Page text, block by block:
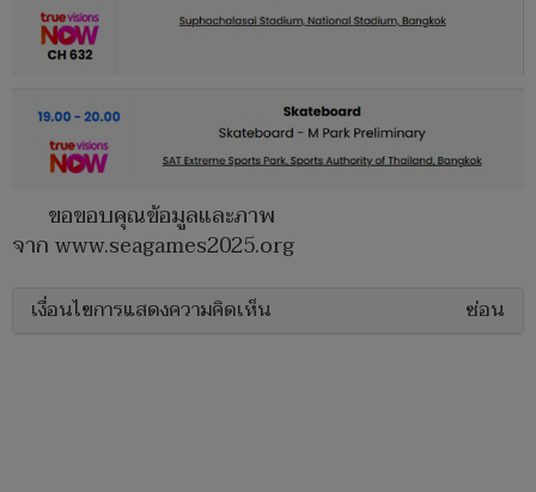
ขอขอบคุณข้อมูลและภาพ
จาก www.seagames2025.org
เงื่อนไขการแสดงความคิดเห็น ซ่อน